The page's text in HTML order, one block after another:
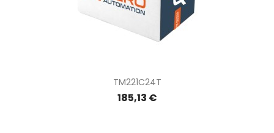
TM221C24T
185,13 €